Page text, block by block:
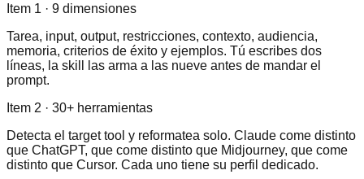
Item 1 · 9 dimensiones
Tarea, input, output, restricciones, contexto, audiencia,
memoria, criterios de éxito y ejemplos. Tú escribes dos
líneas, la skill las arma a las nueve antes de mandar el
prompt.
Item 2 · 30+ herramientas
Detecta el target tool y reformatea solo. Claude come distinto
que ChatGPT, que come distinto que Midjourney, que come
distinto que Cursor. Cada uno tiene su perfil dedicado.